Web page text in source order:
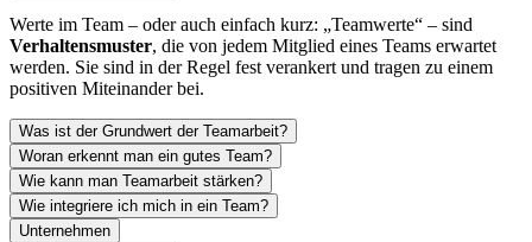
Werte im Team – oder auch einfach kurz: „Teamwerte“ – sind
Verhaltensmuster, die von jedem Mitglied eines Teams erwartet
werden. Sie sind in der Regel fest verankert und tragen zu einem
positiven Miteinander bei.
Was ist der Grundwert der Teamarbeit?
Woran erkennt man ein gutes Team?
Wie kann man Teamarbeit stärken?
Wie integriere ich mich in ein Team?
Unternehmen